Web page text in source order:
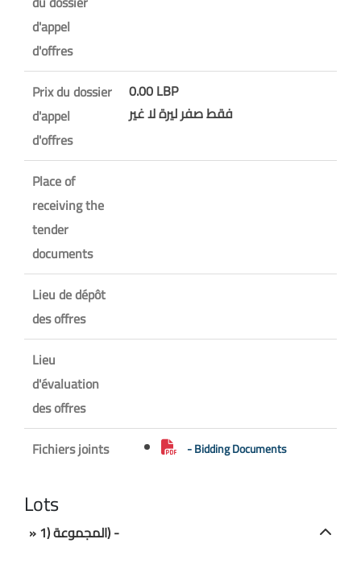
d'appel
d'offres
Prix du dossier
d'appel
d'offres
0.00 LBP
فقط صفر ليرة لا غير
Place of
receiving the
tender
documents
Lieu de dépôt
des offres
Lieu
d'évaluation
des offres
Fichiers joints
- Bidding Documents
Lots
» المجموعة (1) -